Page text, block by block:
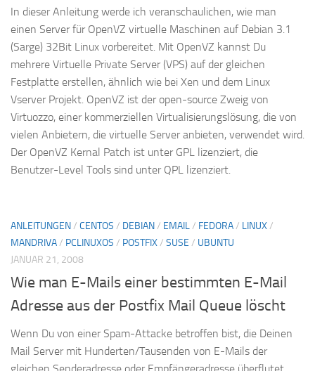
In dieser Anleitung werde ich veranschaulichen, wie man
einen Server für OpenVZ virtuelle Maschinen auf Debian 3.1
(Sarge) 32Bit Linux vorbereitet. Mit OpenVZ kannst Du
mehrere Virtuelle Private Server (VPS) auf der gleichen
Festplatte erstellen, ähnlich wie bei Xen und dem Linux
Vserver Projekt. OpenVZ ist der open-source Zweig von
Virtuozzo, einer kommerziellen Virtualisierungslösung, die von
vielen Anbietern, die virtuelle Server anbieten, verwendet wird.
Der OpenVZ Kernal Patch ist unter GPL lizenziert, die
Benutzer-Level Tools sind unter QPL lizenziert.
ANLEITUNGEN/ CENTOS / DEBIAN/ EMAIL/ FEDORA/ LINUX/
MANDRIVA/ PCLINUXOS / POSTFIX/ SUSE / UBUNTU
JANUAR 21, 2008
Wie man E-Mails einer bestimmten E-Mail
Adresse aus der Postfix Mail Queue löscht
Wenn Du von einer Spam-Attacke betroffen bist, die Deinen
Mail Server mit Hunderten/Tausenden von E-Mails der